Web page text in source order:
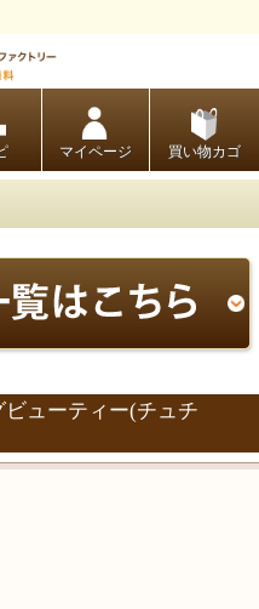
マイページ 買い物カゴ
ューティー(チュチ